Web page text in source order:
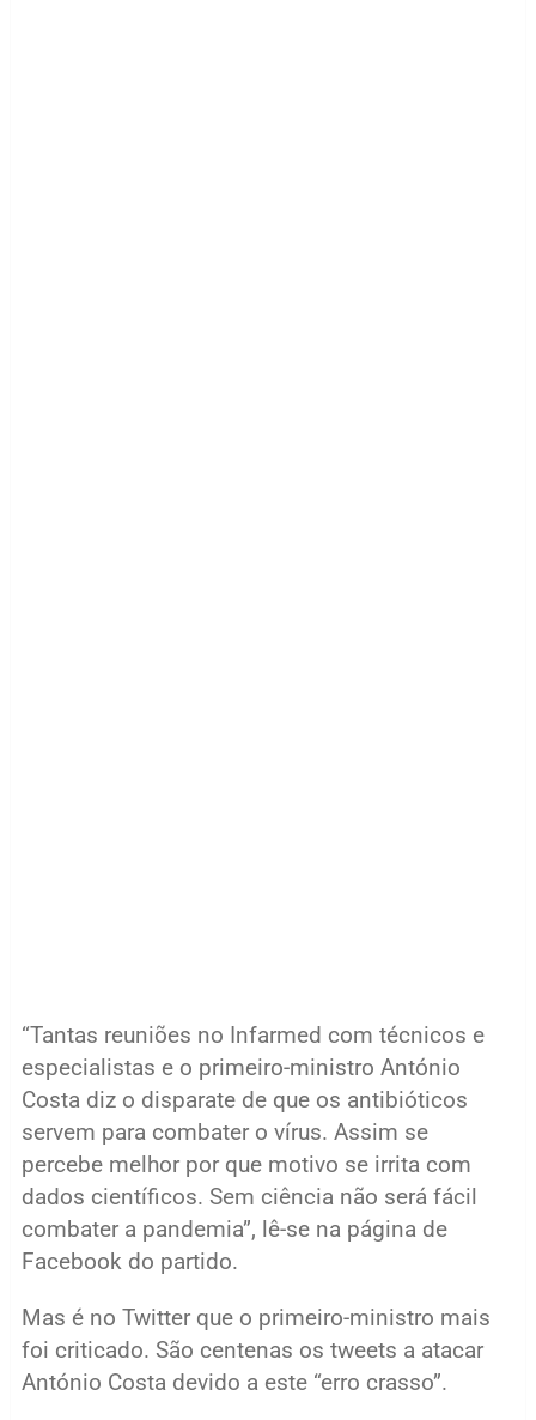
“Tantas reuniões no Infarmed com técnicos e
especialistas e o primeiro-ministro António
Costa diz o disparate de que os antibióticos
servem para combater o vírus. Assim se
percebe melhor por que motivo se irrita com
dados científicos. Sem ciência não será fácil
combater a pandemia”, lê-se na página de
Facebook do partido.
Mas é no Twitter que o primeiro-ministro mais
foi criticado. São centenas os tweets a atacar
António Costa devido a este “erro crasso”.